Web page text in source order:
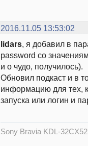
2016.11.05 13:53:02
lidars, я добавил в
password со
и о чудо, получилось).
Обновил подкаст и в
информацию для тех,
запуска или логин и
Sony Bravia KDL-